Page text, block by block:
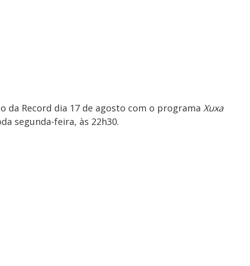
da Record dia 17 de agosto com o programa Xuxa
segunda-feira, às 22h30.